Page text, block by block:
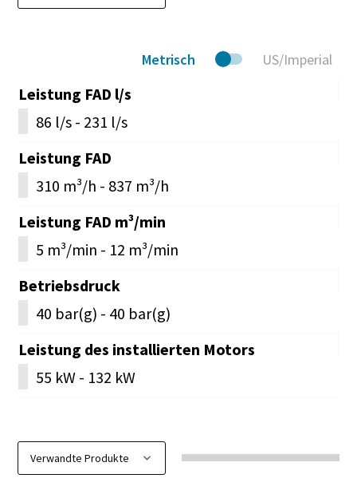
Metrisch US/Imperial
Leistung FAD l/s
86 l/s - 231 l/s
Leistung FAD
310 m³/h - 837 m³/h
Leistung FAD m³/min
5 m³/min - 12 m³/min
Betriebsdruck
40 bar(g) - 40 bar(g)
Leistung des installierten Motors
55 kW - 132 kW